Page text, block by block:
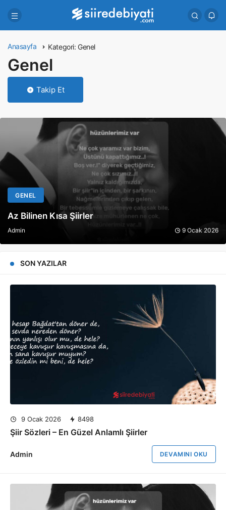
Anasayfa Kategori:Genel
Genel
Takip Et
GENEL
Az Bilinen Kısa Şiirler
Admin 9 Ocak 2026
SON YAZILAR
9 Ocak 2026 8498
Şiir Sözleri – En Güzel Anlamlı Şiirler
Admin DEVAMINI OKU